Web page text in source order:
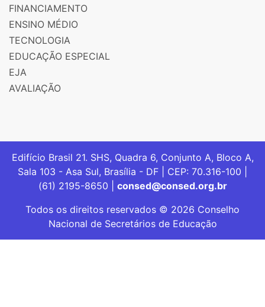
FINANCIAMENTO
ENSINO MÉDIO
TECNOLOGIA
EDUCAÇÃO ESPECIAL
EJA
AVALIAÇÃO
Edifício Brasil 21. SHS, Quadra 6, Conjunto A, Bloco A,
Sala 103 - Asa Sul, Brasília - DF | CEP: 70.316-100 |
(61) 2195-8650 | consed@consed.org.br
Todos os direitos reservados © 2026 Conselho
Nacional de Secretários de Educação